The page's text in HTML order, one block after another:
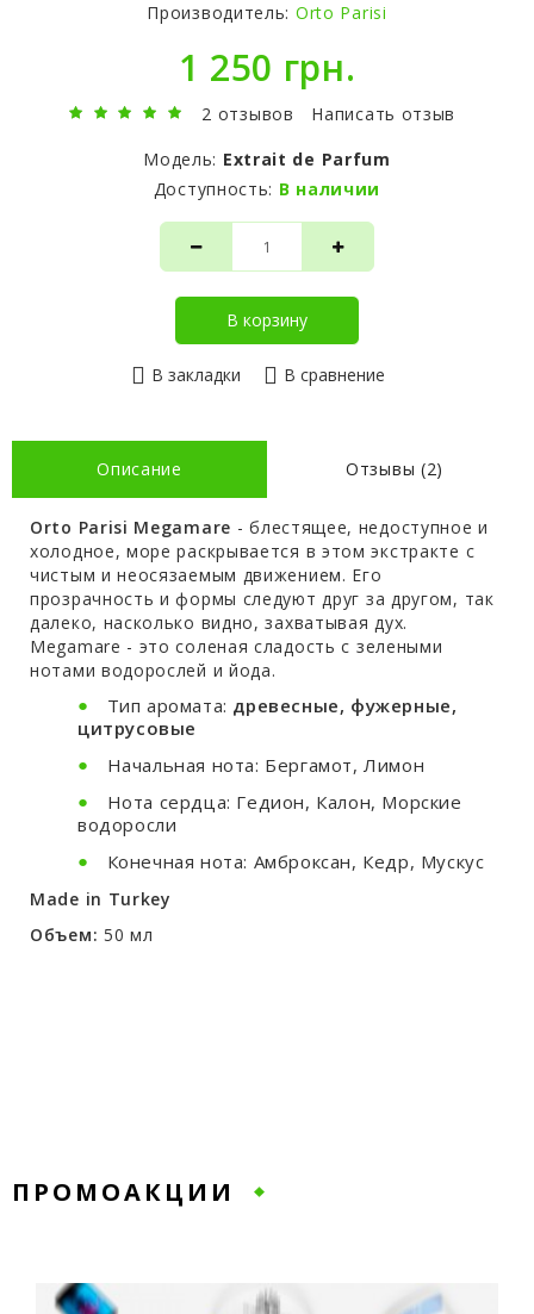
Производитель: Orto Parisi
1 250 грн.
2 отзывов
Написать отзыв
Модель: Extrait de Parfum
Доступность: В наличии
В корзину
В закладки В сравнение
Описание Отзывы (2)
Orto Parisi Megamare - блестящее, недоступное и
холодное, море раскрывается в этом экстракте с
чистым и неосязаемым движением. Его
прозрачность и формы следуют друг за другом, так
далеко, насколько видно, захватывая дух.
Megamare - это соленая сладость с зелеными
нотами водорослей и йода.
Тип аромата: древесные, фужерные,
цитрусовые
Начальная нота: Бергамот, Лимон
Нота сердца: Гедион, Калон, Морские
водоросли
Конечная нота: Амброксан, Кедр, Мускус
Made in Turkey
Объем: 50 мл
ПРОМОАКЦИИ